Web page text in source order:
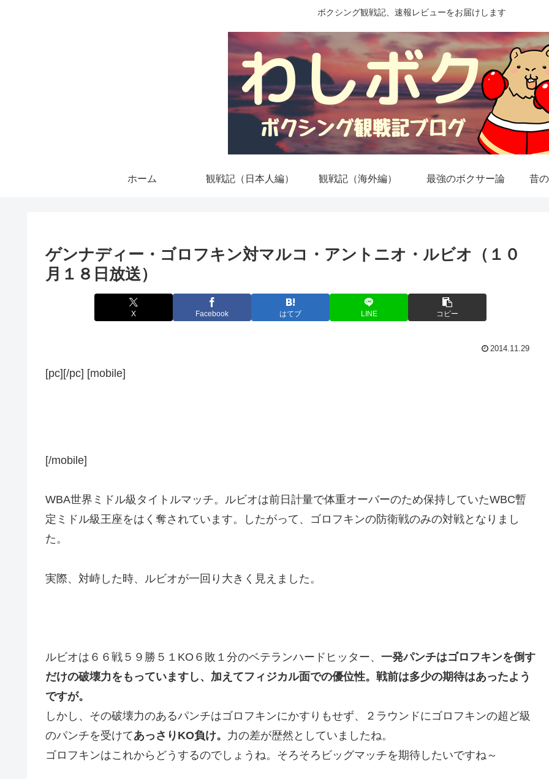
ボクシング観戦記、速報レビューをお届けします
ホーム 観戦記（日本人編） 観戦記（海外編） 最強のボクサー論 昔
ゲンナディー・ゴロフキン対マルコ・アントニオ・ルビオ（１０
月１８日放送）
X Facebook はてブ LINE コピー
2014.11.29
[pc][/pc] [mobile]
[/mobile]
WBA世界ミドル級タイトルマッチ。ルビオは前日計量で体重オーバーのため保持していたWBC暫
定ミドル級王座をはく奪されています。したがって、ゴロフキンの防衛戦のみの対戦となりまし
た。
実際、対峙した時、ルビオが一回り大きく見えました。
ルビオは６６戦５９勝５１KO６敗１分のベテランハードヒッター、 一発パンチはゴロフキンを倒す
だけの破壊力をもっていますし、加えてフィジカル面での優位性。戦前は多少の期待はあったよう
ですが。
しかし、その破壊力のあるパンチはゴロフキンにかすりもせず、２ラウンドにゴロフキンの超ど級
のパンチを受けてあっさりKO負け。 力の差が歴然としていましたね。
ゴロフキンはこれからどうするのでしょうね。そろそろビッグマッチを期待したいですね～